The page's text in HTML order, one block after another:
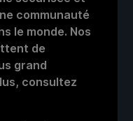
communauté
le monde. Nos
de
grand
consultez